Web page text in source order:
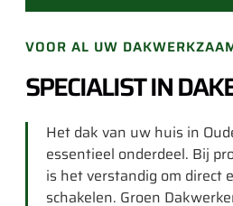
VOOR AL UW
SPECIALIST IN
Het dak van uw huis in
essentieel onderdeel. Bij
is het verstandig om direct
schakelen. Groen